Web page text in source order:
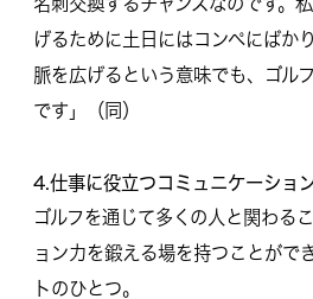
げるために土日にはコンペにばか
脈を広げるという意味でも、ゴル
です」（同）
4.仕事に役立つコミュニケーショ
ゴルフを通じて多くの人と関わる
ョン力を鍛える場を持つことがで
トのひとつ。